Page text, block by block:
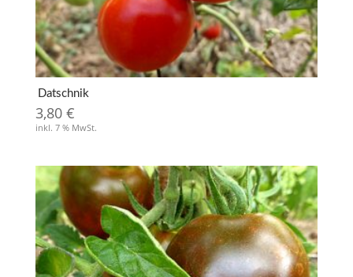
Datschnik
3,80 €
inkl. 7 % MwSt.